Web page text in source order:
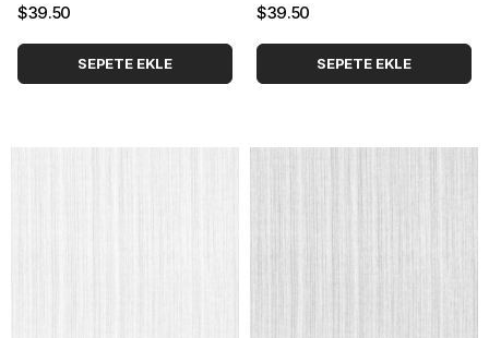
$39.50
SEPETE EKLE
$39.50
SEPETE EKLE